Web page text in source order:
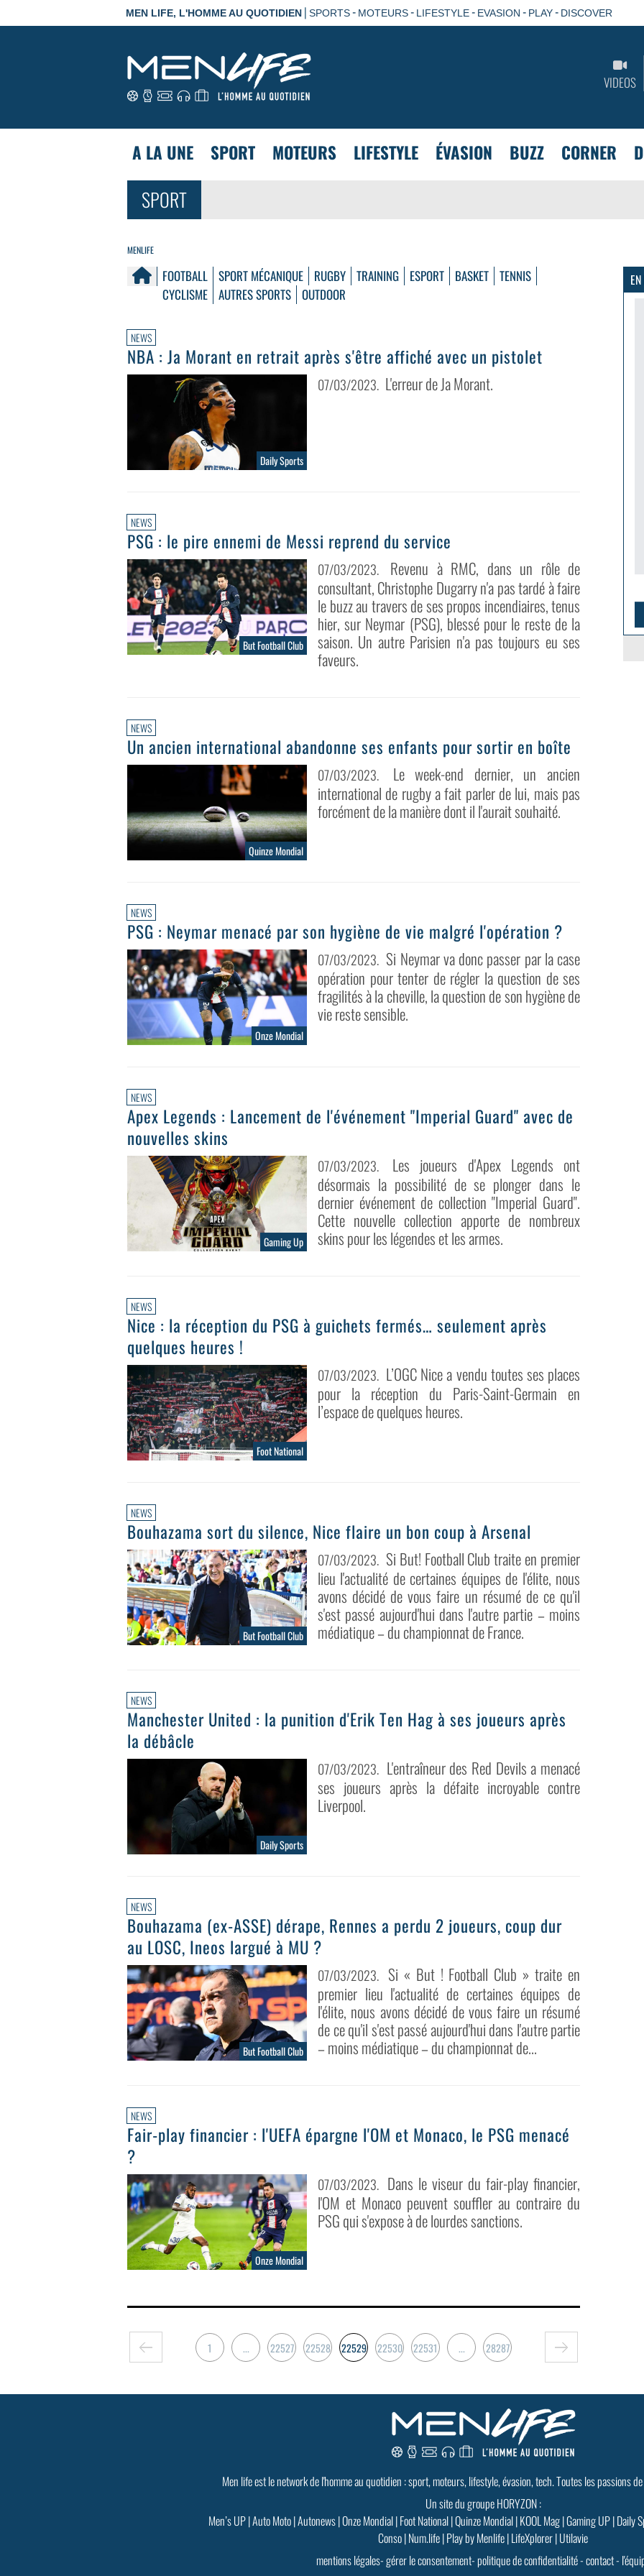
MEN LIFE, L'HOMME AU QUOTIDIEN | SPORTS- MOTEURS- LIFESTYLE- EVASION - PLAY- DISCOVER
VIDEOS
A LA UNE SPORT MOTEURS LIFESTYLE ÉVASION BUZZ CORNER
SPORT
MENLIFE
FOOTBALL SPORT MÉCANIQUE RUGBY TRAINING ESPORT BASKET TENNIS
CYCLISME AUTRES SPORTS OUTDOOR
NEWS
NBA : Ja Morant en retrait après s'être affiché avec un pistolet
Daily Sports
07/03/2023. L'erreur de Ja Morant.
NEWS
PSG : le pire ennemi de Messi reprend du service
But Football Club
07/03/2023.
Revenu à RMC, dans un rôle de
consultant, Christophe Dugarry n'a pas tardé à faire
le buzz au travers de ses propos incendiaires, tenus
hier, sur Neymar (PSG), blessé pour le reste de la
saison. Un autre Parisien n'a pas toujours eu ses
faveurs.
NEWS
Un ancien international abandonne ses enfants pour sortir en boîte
Quinze Mondial
07/03/2023.
Le week-end dernier, un ancien
international de rugby a fait parler de lui, mais pas
forcément de la manière dont il l'aurait souhaité.
NEWS
PSG : Neymar menacé par son hygiène de vie malgré l'opération ?
Onze Mondial
07/03/2023. Si Neymar va donc passer par la case
opération pour tenter de régler la question de ses
fragilités à la cheville, la question de son hygiène de
vie reste sensible.
NEWS
Apex Legends : Lancement de l'événement "Imperial Guard" avec de
nouvelles skins
Gaming Up
07/03/2023.
Les joueurs d'Apex Legends ont
désormais la possibilité de se plonger dans le
dernier événement de collection "Imperial Guard".
Cette nouvelle collection apporte de nombreux
skins pour les légendes et les armes.
NEWS
Nice : la réception du PSG à guichets fermés… seulement après
quelques heures !
Foot National
07/03/2023. L’OGC Nice a vendu toutes ses places
pour la réception du Paris-Saint-Germain en
l’espace de quelques heures.
NEWS
Bouhazama sort du silence, Nice flaire un bon coup à Arsenal
But Football Club
07/03/2023. Si But! Football Club traite en premier
lieu l'actualité de certaines équipes de l'élite, nous
avons décidé de vous faire un résumé de ce qu'il
s'est passé aujourd'hui dans l'autre partie – moins
médiatique – du championnat de France.
NEWS
Manchester United : la punition d'Erik Ten Hag à ses joueurs après
la débâcle
Daily Sports
07/03/2023. L'entraîneur des Red Devils a menacé
ses joueurs après la défaite incroyable contre
Liverpool.
NEWS
Bouhazama (ex-ASSE) dérape, Rennes a perdu 2 joueurs, coup dur
au LOSC, Ineos largué à MU ?
But Football Club
07/03/2023. Si « But ! Football Club » traite en
premier lieu l'actualité de certaines équipes de
l'élite, nous avons décidé de vous faire un résumé
de ce qu'il s'est passé aujourd'hui dans l'autre partie
– moins médiatique – du championnat de...
NEWS
Fair-play financier : l'UEFA épargne l'OM et Monaco, le PSG menacé
?
Onze Mondial
07/03/2023. Dans le viseur du fair-play financier,
l'OM et Monaco peuvent souffler au contraire du
PSG qui s'expose à de lourdes sanctions.
1 ... 22527 22528 22529 22530 22531 ... 28287
Men life est le network de l'homme au quotidien : sport, moteurs, lifestyle, évasion, tech. Toutes les passions
Un site du groupe HORYZON :
Men’s UP|Auto Moto|Autonews|Onze Mondial|Foot National|Quinze Mondial|KOOL Mag|Gaming UP|Daily
Conso|Num.life|Play by Menlife|LifeXplorer|Utilavie
mentions légales-gérer le consentement-politique de confidentialité-contact-